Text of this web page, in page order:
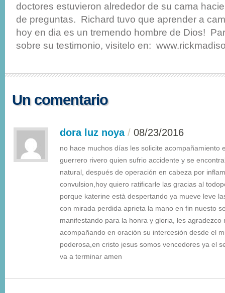
doctores estuvieron alrededor de su cama
de preguntas. Richard tuvo que aprender a
hoy en dia es un tremendo hombre de Dios!
sobre su testimonio, visitelo en:
Un comentario
dora luz noya/ 08/23/2016
no hace muchos días les solicite acompañamiento
guerrero rivero quien sufrio accidente y se
natural, después de operación en cabeza por
convulsion,hoy quiero ratificarle las gracias al
porque katerine està despertando ya mueve leve
con mirada perdida aprieta la mano en fin nuesto
manifestando para la honra y gloria, les agradezco
acompañando en oración su intercesión desde el
poderosa,en cristo jesus somos vencedores ya el
va a terminar amen